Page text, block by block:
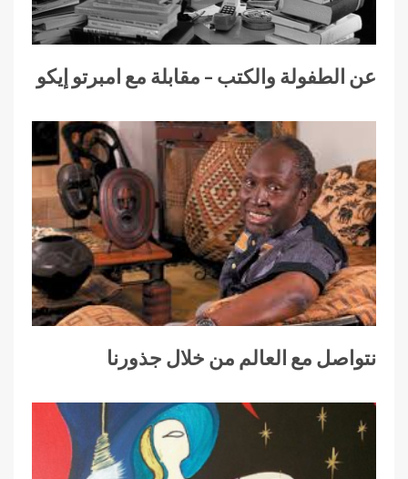
عن الطفولة والكتب – مقابلة مع امبرتو إيكو
نتواصل مع العالم من خلال جذورنا